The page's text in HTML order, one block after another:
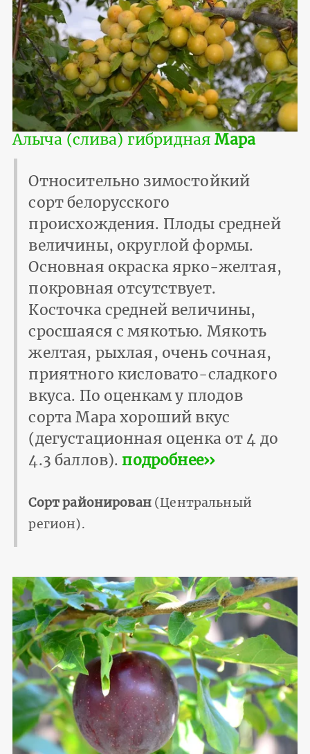
Алыча (слива) гибриднаяМара
Относительно зимостойкий
сорт белорусского
происхождения. Плоды средней
величины, округлой формы.
Основная окраска ярко-желтая,
покровная отсутствует.
Косточка средней величины,
сросшаяся с мякотью. Мякоть
желтая, рыхлая, очень сочная,
приятного кисловато-сладкого
вкуса. По оценкам у плодов
сорта Мара хороший вкус
(дегустационная оценка от 4 до
4.3 баллов). подробнее››
Сорт районирован(Центральный
регион).